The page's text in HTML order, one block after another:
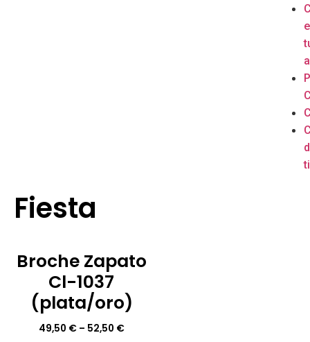
ti
Fiesta
Broche Zapato
Cl-1037
(plata/oro)
49,50 €– 52,50 €